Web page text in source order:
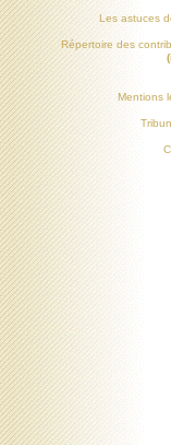
Les astuces
Répertoire des
Mentions